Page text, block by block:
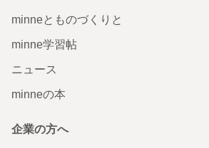
minneとものづくりと
minne学習帖
ニュース
minneの本
企業の方へ